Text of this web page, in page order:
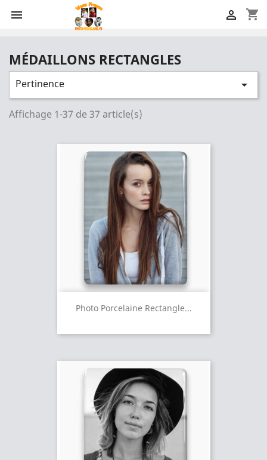
 shopping_cart

MÉDAILLONS RECTANGLES
Pertinence 
Affichage 1-37 de 37 article(s)
Photo Porcelaine Rectangle...